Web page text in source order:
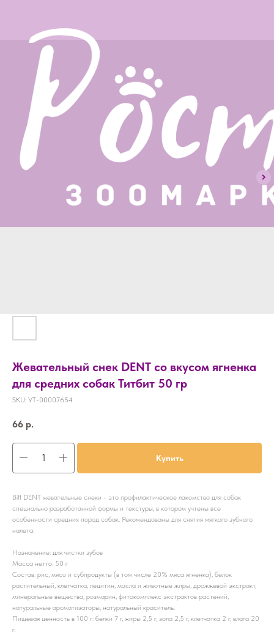
Жевательный снек DENT со вкусом ягненка
для средних собак Титбит 50 гр
SKU: УТ-00007654
66 р.
Купить
Biff DENT жевательные снеки - это профилактическое лакомство для собак
специально разработанной формы и текстуры, в котором учтены все
особенности средних пород собак. Рекомендованы для снятия мягкого зубного
налета.
Назначение: для чистки зубов
Масса нетто: 50 г
Состав: рис, мясо и субпродукты (в том числе 20% мяса ягненка), белок
растительный, клетчатка, лецитин, масла и животные жиры, дрожжевой экстракт,
минеральные вещества, розмарин, фитокомплекс экстрактов растений,
натуральные ароматизаторы, натуральный краситель.
Пищевая ценность в 100 г: белки 7 г, жиры 2,5 г, зола 2,5 г, клетчатка 2 г, влага 20
г.